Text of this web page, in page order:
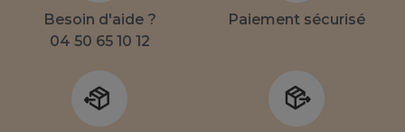
Besoin d'aide ?
04 50 65 10 12
Paiement sécurisé